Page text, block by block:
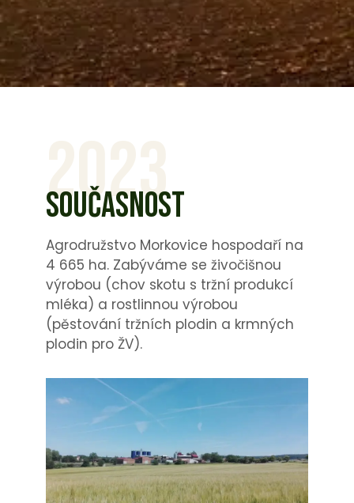
2023
SOUČASNOST
Agrodružstvo Morkovice hospodaří na
4 665 ha. Zabýváme se živočišnou
výrobou (chov skotu s tržní produkcí
mléka) a rostlinnou výrobou
(pěstování tržních plodin a krmných
plodin pro ŽV).